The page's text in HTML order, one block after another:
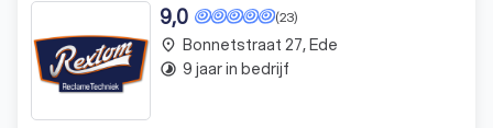
(23)
9,0
place Bonnetstraat 27, Ede
timelapse 9 jaar in bedrijf